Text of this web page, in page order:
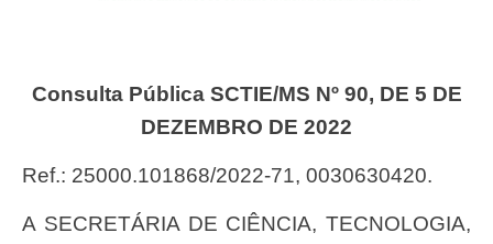
Consulta Pública SCTIE/MS Nº 90, DE 5 DE
DEZEMBRO DE 2022
Ref.: 25000.101868/2022-71, 0030630420.
A SECRETÁRIA DE CIÊNCIA, TECNOLOGIA,